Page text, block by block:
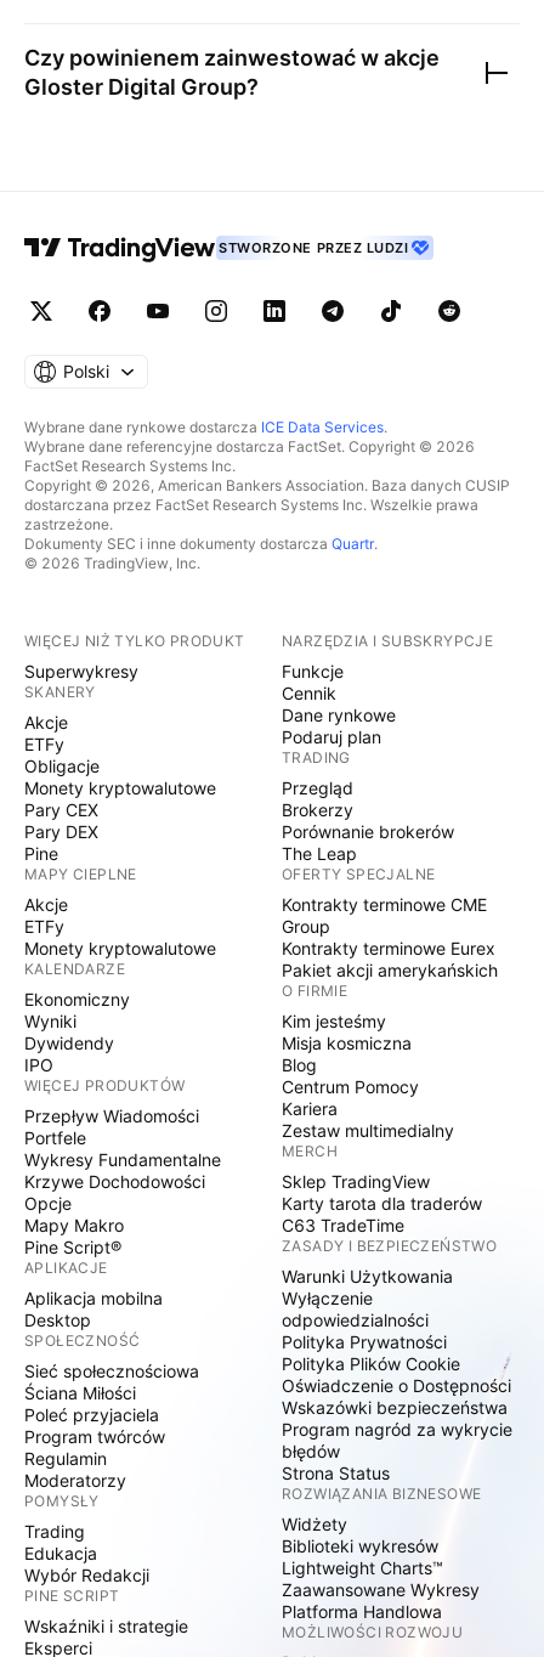
Czy powinienem zainwestować w akcje
Gloster Digital Group?
STWORZONE PRZEZ LUDZI
Polski
Wybrane dane rynkowe dostarcza ICE Data Services.
Wybrane dane referencyjne dostarcza FactSet. Copyright © 2026
FactSet Research Systems Inc.
Copyright © 2026, American Bankers Association. Baza danych CUSIP
dostarczana przez FactSet Research Systems Inc. Wszelkie prawa
zastrzeżone.
Dokumenty SEC i inne dokumenty dostarcza Quartr.
© 2026 TradingView, Inc.
WIĘCEJ NIŻ TYLKO PRODUKT
Superwykresy
SKANERY
Akcje
ETFy
Obligacje
Monety kryptowalutowe
Pary CEX
Pary DEX
Pine
MAPY CIEPLNE
Akcje
ETFy
Monety kryptowalutowe
KALENDARZE
Ekonomiczny
Wyniki
Dywidendy
IPO
WIĘCEJ PRODUKTÓW
Przepływ Wiadomości
Portfele
Wykresy Fundamentalne
Krzywe Dochodowości
Opcje
Mapy Makro
Pine Script®
APLIKACJE
Aplikacja mobilna
Desktop
SPOŁECZNOŚĆ
Sieć społecznościowa
Ściana Miłości
Poleć przyjaciela
Program twórców
Regulamin
Moderatorzy
POMYSŁY
Trading
Edukacja
Wybór Redakcji
PINE SCRIPT
Wskaźniki i strategie
Eksperci
NARZĘDZIA I SUBSKRYPCJE
Funkcje
Cennik
Dane rynkowe
Podaruj plan
TRADING
Przegląd
Brokerzy
Porównanie brokerów
The Leap
OFERTY SPECJALNE
Kontrakty terminowe CME
Group
Kontrakty terminowe Eurex
Pakiet akcji amerykańskich
O FIRMIE
Kim jesteśmy
Misja kosmiczna
Blog
Centrum Pomocy
Kariera
Zestaw multimedialny
MERCH
Sklep TradingView
Karty tarota dla traderów
C63 TradeTime
ZASADY I BEZPIECZEŃSTWO
Warunki Użytkowania
Wyłączenie
odpowiedzialności
Polityka Prywatności
Polityka Plików Cookie
Oświadczenie o Dostępności
Wskazówki bezpieczeństwa
Program nagród za wykrycie
błędów
Strona Status
ROZWIĄZANIA BIZNESOWE
Widżety
Biblioteki wykresów
Lightweight Charts™
Zaawansowane Wykresy
Platforma Handlowa
MOŻLIWOŚCI ROZWOJU